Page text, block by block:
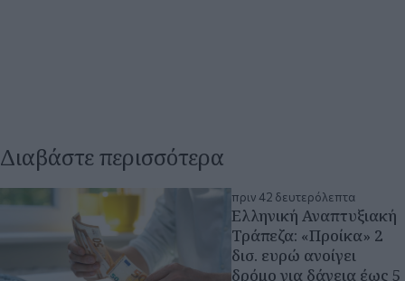
Διαβάστε περισσότερα
πριν 42 δευτερόλεπτα
Ελληνική Αναπτυξιακή
Τράπεζα: «Προίκα» 2
δισ. ευρώ ανοίγει
δρόμο για δάνεια έως 5